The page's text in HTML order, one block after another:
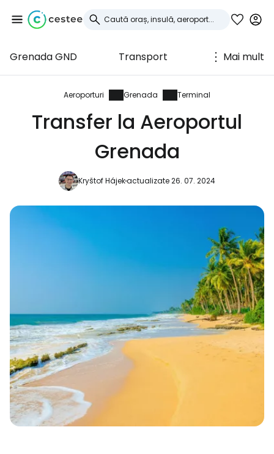
Grenada GND Transport Mai mult
Aeroporturi Grenada Terminal
Transfer la Aeroportul
Grenada
Kryštof Hájekactualizate 26. 07. 2024
Conectați-vă la
Cestee
... comunitatea mondială a călătorilor
Continuați cu e-mailul